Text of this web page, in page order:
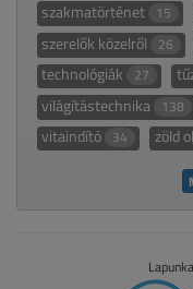
szakmatörténet 15
szerelők közelről 26
technológiák 27
világítástechnika 138
vitaindító 34 zöld